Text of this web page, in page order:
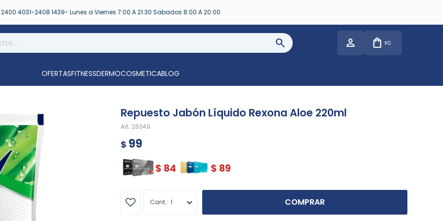
2400 4031-2408 1439- Lunes a Viernes 7:00 A 21:30 Sabados 8:00 A 20:00
$0
OFERTASFITNESSDERMOCOSMETICABLOG
Repuesto Jabón Líquido Rexona Aloe 220ml
28349
$ 99
$ 84 $ 89
1 COMPRAR